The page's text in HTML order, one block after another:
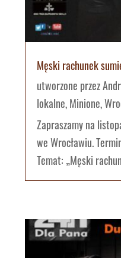
Męski rachunek
utworzone przez
lokalne,Minione,
Zapraszamy na
we Wrocławiu.
Temat: „Męski